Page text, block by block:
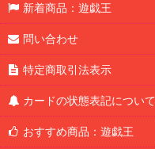
新着商品：遊戯王
問い合わせ
特定商取引法表示
カードの状態表記について
おすすめ商品：遊戯王